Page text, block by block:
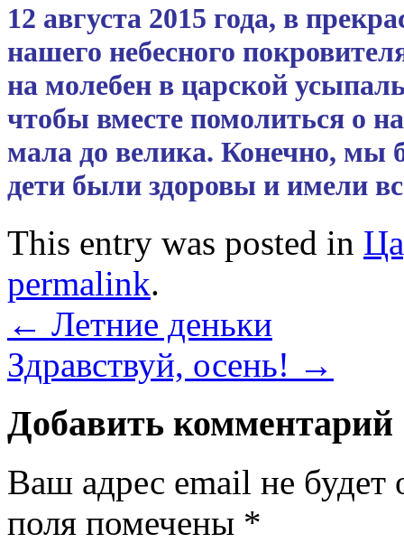
12 августа 2015 года, в
нашего небесного
на молебен в царской
чтобы вместе помолиться о
мала до велика. Конечно, мы
дети были здоровы и имели
This entry was posted in
permalink.
← Летние деньки
Здравствуй, осень! →
Добавить комментарий
Ваш адрес email не будет
поля помечены *